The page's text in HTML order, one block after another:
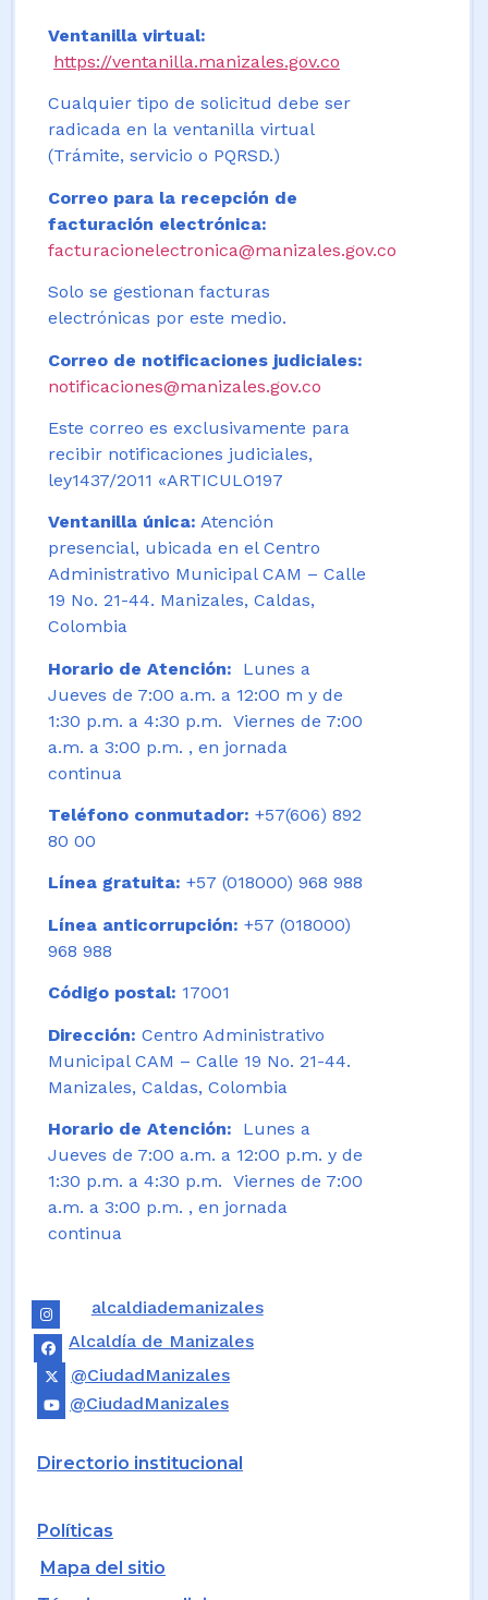
Ventanilla virtual:
https://ventanilla.manizales.gov.co
Cualquier tipo de solicitud debe ser
radicada en la ventanilla virtual
(Trámite, servicio o PQRSD.)
Correo para la recepción de
facturación electrónica:
facturacionelectronica@manizales.gov.co
Solo se gestionan facturas
electrónicas por este medio.
Correo de notificaciones judiciales:
notificaciones@manizales.gov.co
Este correo es exclusivamente para
recibir notificaciones judiciales,
ley1437/2011 «ARTICULO197
Ventanilla única: Atención
presencial, ubicada en el Centro
Administrativo Municipal CAM – Calle
19 No. 21-44. Manizales, Caldas,
Colombia
Horario de Atención:
Lunes a
Jueves de 7:00 a.m. a 12:00 m y de
1:30 p.m. a 4:30 p.m. Viernes de 7:00
a.m. a 3:00 p.m. , en jornada
continua
Teléfono conmutador: +57(606) 892
80 00
Línea gratuita: +57 (018000) 968 988
Línea anticorrupción: +57 (018000)
968 988
Código postal: 17001
Dirección: Centro Administrativo
Municipal CAM – Calle 19 No. 21-44.
Manizales, Caldas, Colombia
Horario de Atención: Lunes a
Jueves de 7:00 a.m. a 12:00 p.m. y de
1:30 p.m. a 4:30 p.m. Viernes de 7:00
a.m. a 3:00 p.m. , en jornada
continua
alcaldiademanizales
Alcaldía de Manizales
@CiudadManizales
@CiudadManizales
Directorio institucional
Políticas
Mapa del sitio